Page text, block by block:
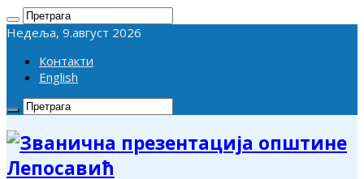
Недеља, 9.август 2026
Контакти
English